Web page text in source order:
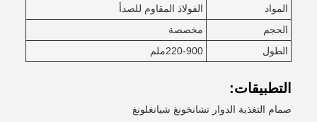
المواد
الفولاذ المقاوم للصدأ
الحجم
مخصصة
الطول
220-900ملم
التطبيقات:
صمام التغذية الدوار تشانخونغ شيانغلونغ